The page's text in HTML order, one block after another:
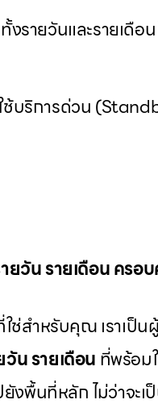
รายวันและรายเดือน
ช้บริการด่วน
ยวัน รายเดือน ครอ
ช่สำหรับคุณ เราเป็น
น รายเดือน ที่พร้อม
งพื้นที่หลัก ไม่ว่าจะเ